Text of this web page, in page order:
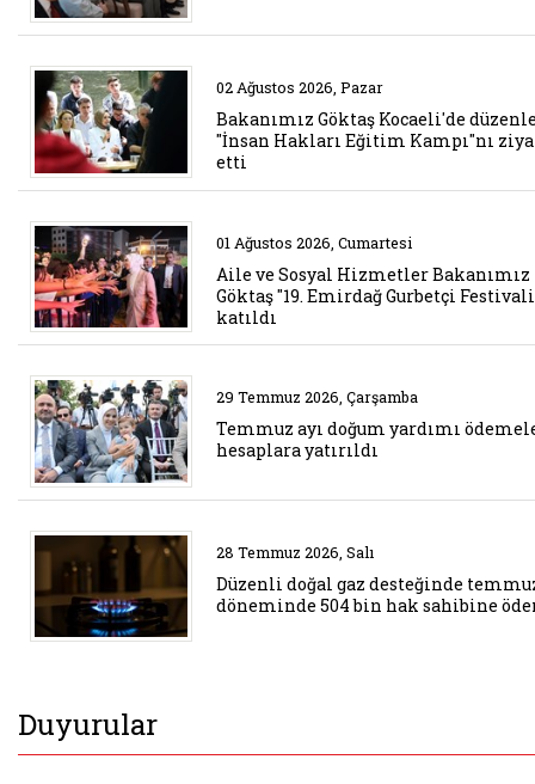
Belgeyi aç: bakanimiz goktas
02 Ağustos 2026, Pazar
Bakanımız Göktaş Kocaeli'de
"İnsan Hakları Eğitim Kampı"nı
etti
Belgeyi aç: aile ve sosyal
01 Ağustos 2026, Cumartesi
Aile ve Sosyal Hizmetler Bakanımız
Göktaş "19. Emirdağ Gurbetçi
katıldı
Belgeyi aç: temmuz ayi
29 Temmuz 2026, Çarşamba
Temmuz ayı doğum yardımı
hesaplara yatırıldı
Belgeyi aç: duzenli dogal gaz
28 Temmuz 2026, Salı
Düzenli doğal gaz desteğinde
döneminde 504 bin hak sahibine
Duyurular